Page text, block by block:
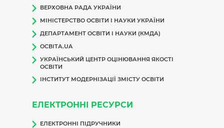
ВЕРХОВНА РАДА УКРАЇНИ
МІНІСТЕРСТВО ОСВІТИ І НАУКИ УКРАЇНИ
ДЕПАРТАМЕНТ ОСВІТИ І НАУКИ (КМДА)
ОСВІТА.UA
УКРАЇНСЬКИЙ ЦЕНТР ОЦІНЮВАННЯ ЯКОСТІ
ОСВІТИ
ІНСТИТУТ МОДЕРНІЗАЦІЇ ЗМІСТУ ОСВІТИ
ЕЛЕКТРОННІ РЕСУРСИ
ЕЛЕКТРОННІ ПІДРУЧНИКИ